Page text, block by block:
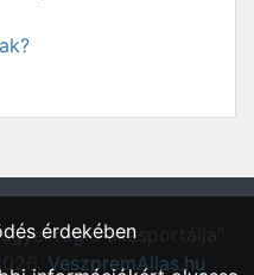
régió állásportálja"
VeszpremAllas.hu
érdekében